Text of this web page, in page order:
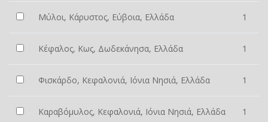
Μύλοι, Κάρυστος, Εύβοια, Ελλάδα 1
Κέφαλος, Κως, Δωδεκάνησα, Ελλάδα 1
Φισκάρδο, Κεφαλονιά, Ιόνια Νησιά, Ελλάδα 1
Καραβόμυλος, Κεφαλονιά, Ιόνια Νησιά, Ελλάδα 1